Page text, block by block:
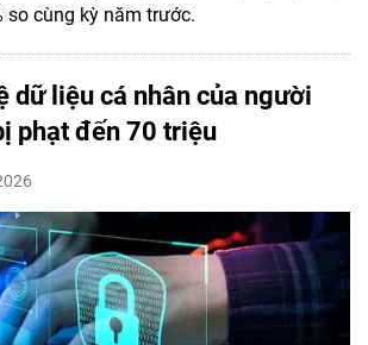
so cùng kỳ năm trước.
dữ liệu cá nhân của người
phạt đến 70 triệu